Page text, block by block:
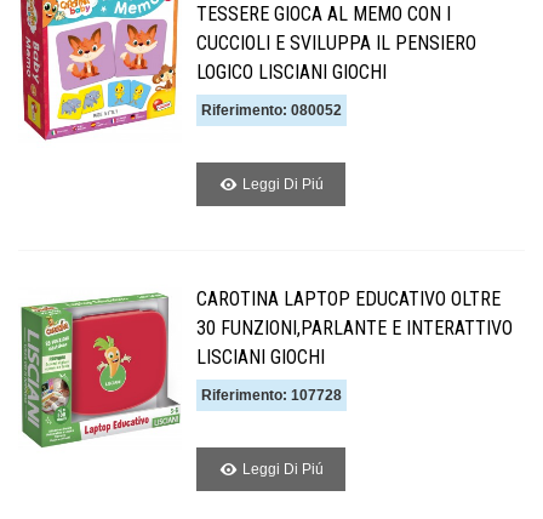
TESSERE GIOCA AL MEMO CON I
CUCCIOLI E SVILUPPA IL PENSIERO
LOGICO LISCIANI GIOCHI
Riferimento: 080052
Leggi Di Piú
CAROTINA LAPTOP EDUCATIVO OLTRE
30 FUNZIONI,PARLANTE E INTERATTIVO
LISCIANI GIOCHI
Riferimento: 107728
Leggi Di Piú